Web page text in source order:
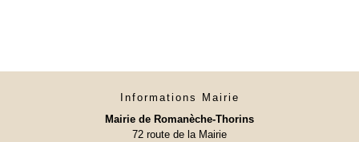
Informations Mairie
Mairie de Romanèche-Thorins
72 route de la Mairie